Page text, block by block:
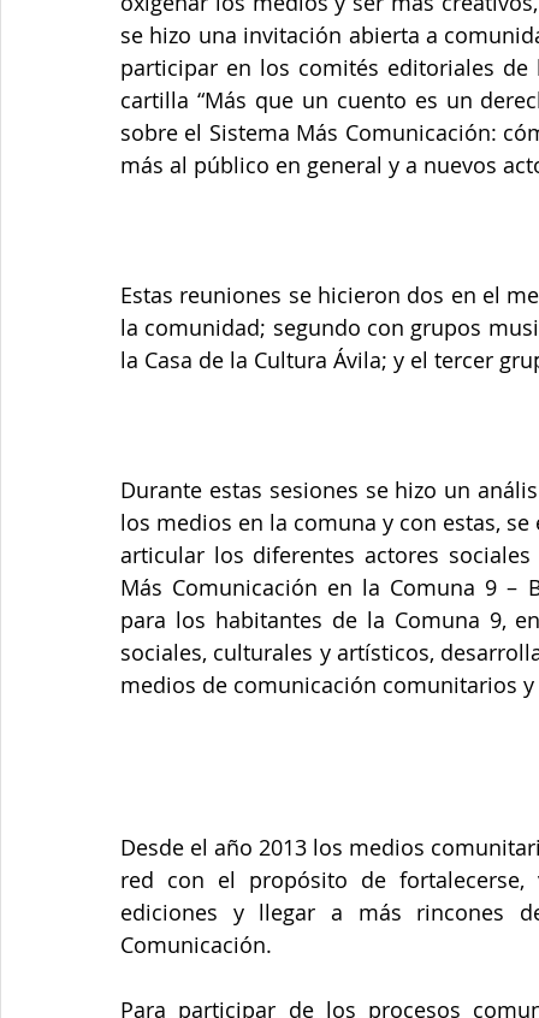
se hizo una invitación abierta a
participar en los comités editoriales
cartilla “Más que un cuento es un
sobre el Sistema Más Comunicación:
más al público en general y a nuevos
Estas reuniones se hicieron dos en el
la comunidad; segundo con grupos
la Casa de la Cultura Ávila; y el tercer
Durante estas sesiones se hizo un
los medios en la comuna y con estas,
articular los diferentes actores
Más Comunicación en la Comuna 9 –
para los habitantes de la Comuna 9,
sociales, culturales y artísticos,
medios de comunicación comunitarios
Desde el año 2013 los medios
red con el propósito de
ediciones y llegar a más rincones
Comunicación.
Para participar de los procesos